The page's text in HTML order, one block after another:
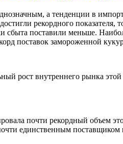
а тенденции в
рекордного показателя,
поставили меньше.
поставок замороженной
рост внутреннего рынка
почти рекордный объем
единственным